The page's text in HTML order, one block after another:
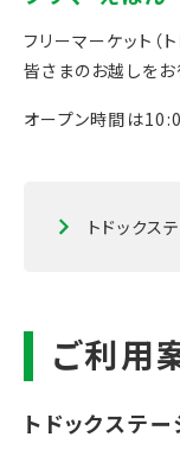
フリーマーケット（
皆さまのお越しをお
オープン時間は
トドックス